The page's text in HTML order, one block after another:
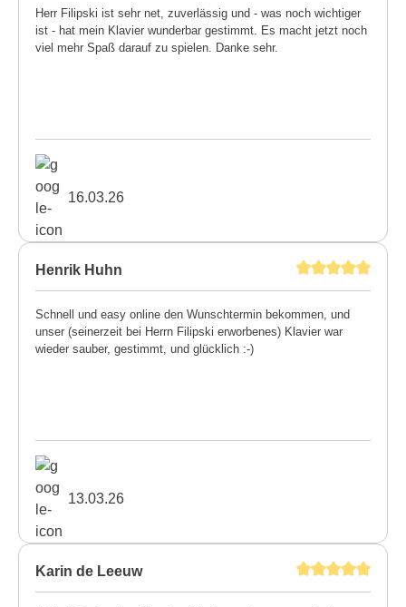
Herr Filipski ist sehr net, zuverlässig und - was noch wichtiger
ist - hat mein Klavier wunderbar gestimmt. Es macht jetzt noch
viel mehr Spaß darauf zu spielen. Danke sehr.
16.03.26
Henrik Huhn
Schnell und easy online den Wunschtermin bekommen, und
unser (seinerzeit bei Herrn Filipski erworbenes) Klavier war
wieder sauber, gestimmt, und glücklich :-)
13.03.26
Karin de Leeuw